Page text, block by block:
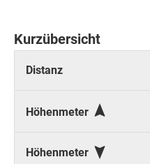
Kurzübersicht
Distanz
Höhenmeter 
Höhenmeter 